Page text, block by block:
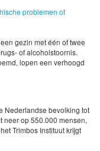
problemen of
gezin met één of twee
of alcoholstoornis.
lopen een verhoogd
Nederlandse bevolking tot
neer op 550.000 mensen,
Trimbos Instituut krijgt